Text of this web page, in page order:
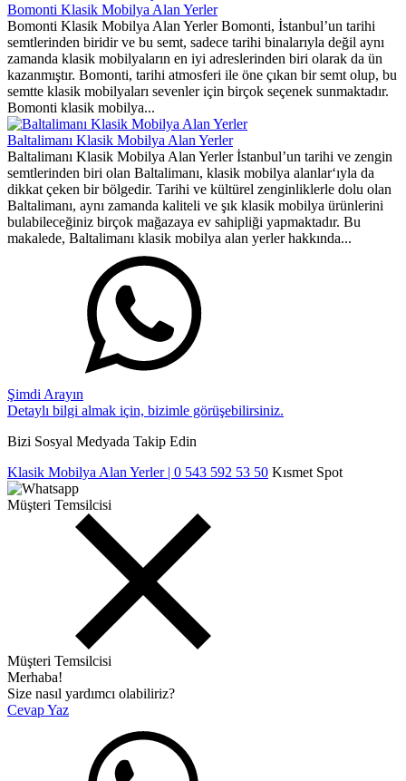
Bomonti Klasik Mobilya Alan Yerler
Bomonti Klasik Mobilya Alan Yerler Bomonti, İstanbul’un tarihi
semtlerinden biridir ve bu semt, sadece tarihi binalarıyla değil aynı
zamanda klasik mobilyaların en iyi adreslerinden biri olarak da ün
kazanmıştır. Bomonti, tarihi atmosferi ile öne çıkan bir semt olup, bu
semtte klasik mobilyaları sevenler için birçok seçenek sunmaktadır.
Bomonti klasik mobilya...
Baltalimanı Klasik Mobilya Alan Yerler
Baltalimanı Klasik Mobilya Alan Yerler İstanbul’un tarihi ve zengin
semtlerinden biri olan Baltalimanı, klasik mobilya alanlar‘ıyla da
dikkat çeken bir bölgedir. Tarihi ve kültürel zenginliklerle dolu olan
Baltalimanı, aynı zamanda kaliteli ve şık klasik mobilya ürünlerini
bulabileceğiniz birçok mağazaya ev sahipliği yapmaktadır. Bu
makalede, Baltalimanı klasik mobilya alan yerler hakkında...
Şimdi Arayın
Detaylı bilgi almak için, bizimle görüşebilirsiniz.
Bizi Sosyal Medyada Takip Edin
Klasik Mobilya Alan Yerler | 0 543 592 53 50 Kısmet Spot
Müşteri Temsilcisi
Müşteri Temsilcisi
Merhaba!
Size nasıl yardımcı olabiliriz?
Cevap Yaz